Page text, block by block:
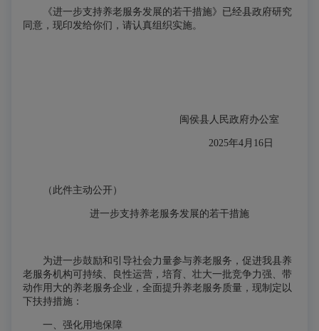
《进一步支持养老服务发展的若干措施》已经县政府研究
同意，现印发给你们，请认真组织实施。
闽侯县人民政府办公室
2025年4月16日
（此件主动公开）
进一步支持养老服务发展的若干措施
为进一步鼓励和引导社会力量参与养老服务，促进我县养
老服务机构可持续、良性运营，培育、壮大一批竞争力强、带
动作用大的养老服务企业，全面提升养老服务质量，现制定以
下扶持措施：
一、强化用地保障